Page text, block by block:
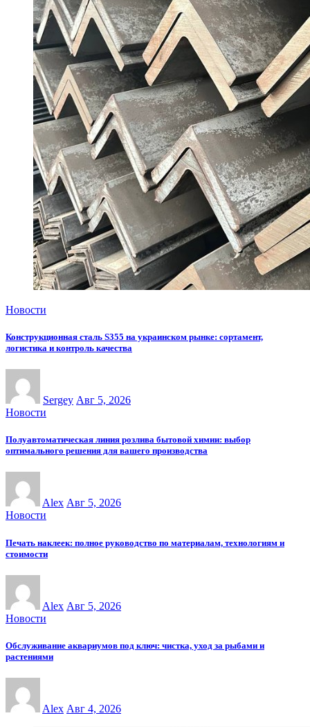
Новости
Конструкционная сталь S355 на украинском рынке: сортамент,
логистика и контроль качества
Sergey Авг 5, 2026
Новости
Полуавтоматическая линия розлива бытовой химии: выбор
оптимального решения для вашего производства
Alex Авг 5, 2026
Новости
Печать наклеек: полное руководство по материалам, технологиям и
стоимости
Alex Авг 5, 2026
Новости
Обслуживание аквариумов под ключ: чистка, уход за рыбами и
растениями
Alex Авг 4, 2026